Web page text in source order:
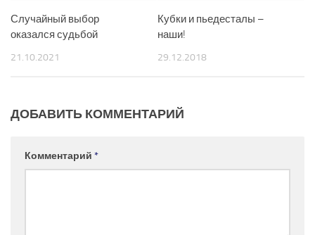
Случайный выбор
оказался судьбой
21.10.2021
Кубки и пьедесталы –
наши!
29.12.2018
ДОБАВИТЬ КОММЕНТАРИЙ
Комментарий *